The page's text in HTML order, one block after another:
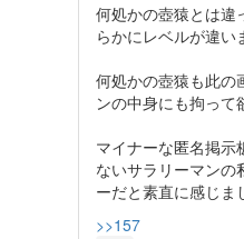
何処かの壺猿とは違
らかにレベルが違い
何処かの壺猿も此の
ンの中身にも拘っ
マイナーな匿名掲示
ないサラリーマンの
ーだと素直に感じま
>>157